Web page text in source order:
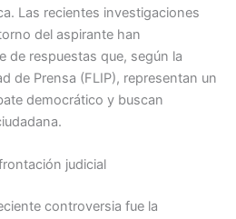
Las recientes investigaciones
del aspirante han
de respuestas que, según la
de Prensa (FLIP), representan un
democrático y buscan
judicial
controversia fue la